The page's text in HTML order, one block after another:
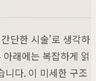
단한 시술'로 생각하
래에는 복잡하게 얽
니다. 이 미세한 구조